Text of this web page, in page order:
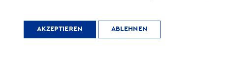
Möchten Sie die Heimatkultur
und Landeskunde sowie den
AKZEPTIEREN ABLEHNEN